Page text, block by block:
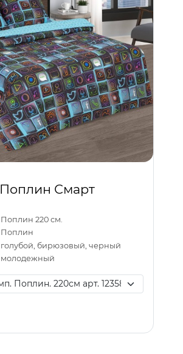
Поплин Смарт
Поплин 220 см.
Поплин
голубой, бирюзовый, черный
молодежный